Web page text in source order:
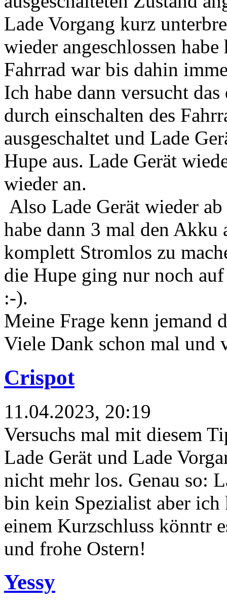
Lade Vorgang kurz
wieder angeschlossen
Fahrrad war bis dahin
Ich habe dann versucht
durch einschalten des
ausgeschaltet und Lade
Hupe aus. Lade Gerät
wieder an.
Also Lade Gerät wieder
habe dann 3 mal den Akku
komplett Stromlos zu
die Hupe ging nur noch
:-).
Meine Frage kenn jemand
Viele Dank schon mal und
Crispot
11.04.2023, 20:19
Versuchs mal mit diesem
Lade Gerät und Lade
nicht mehr los. Genau so:
bin kein Spezialist aber
einem Kurzschluss könntr
und frohe Ostern!
Yessy